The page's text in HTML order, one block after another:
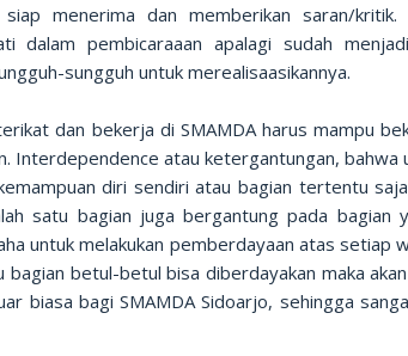
menerima dan memberikan saran/kritik.
dalam pembicaraaan apalagi sudah
sungguh untuk merealisaasikannya.
dan bekerja di SMAMDA harus mampu
Interdependence atau ketergantungan, bahwa
diri sendiri atau bagian tertentu
satu bagian juga bergantung pada bagian
untuk melakukan pemberdayaan atas setiap
bagian betul-betul bisa diberdayakan maka
biasa bagi SMAMDA Sidoarjo, sehingga